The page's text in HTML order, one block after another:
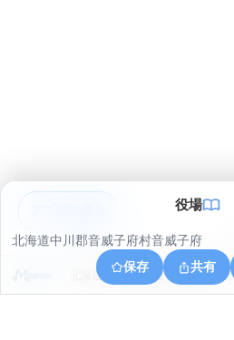
役場
北海道中川郡音威子府村音威子府
保存
共有
北海道中川郡音威子府村音威子府